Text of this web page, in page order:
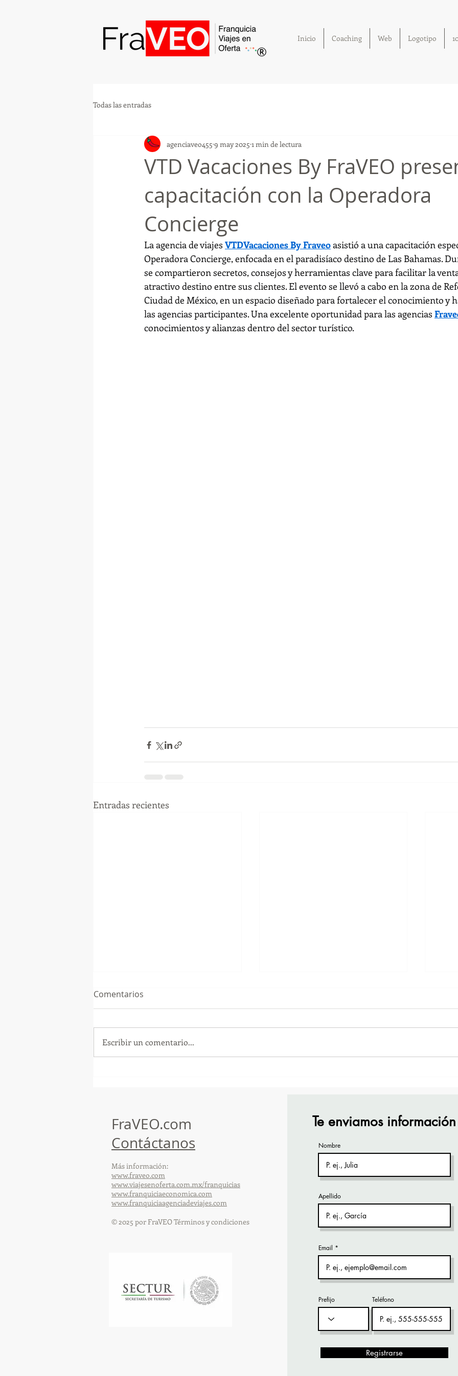
®
Inicio Coaching Web Logotipo
Todas las entradas
VTD Vacaciones By FraVEO
capacitación con la Operadora
Concierge
agenciaveo455 9 may 2025 1 min de lectura
La agencia de viajes VTDVacaciones By Fraveo asistió a una capacitación
Operadora Concierge, enfocada en el paradisíaco destino de Las Bahamas.
se compartieron secretos, consejos y herramientas clave para facilitar la
atractivo destino entre sus clientes. El evento se llevó a cabo en la zona de
Ciudad de México, en un espacio diseñado para fortalecer el conocimiento y
las agencias participantes. Una excelente oportunidad para las agencias
conocimientos y alianzas dentro del sector turístico.
Entradas recientes
Comentarios
Escribir un comentario...
FraVEO.com
Contáctanos
Más información:
www.fraveo.com
www.viajesenoferta.com.mx/franquicias
www.franquiciaeconomica.com
www.franquiciaagenciadeviajes.com
© 2025 por FraVEO Términos y condiciones
Te enviamos información
Nombre
Apellido
Email
Prefijo Teléfono
Registrarse